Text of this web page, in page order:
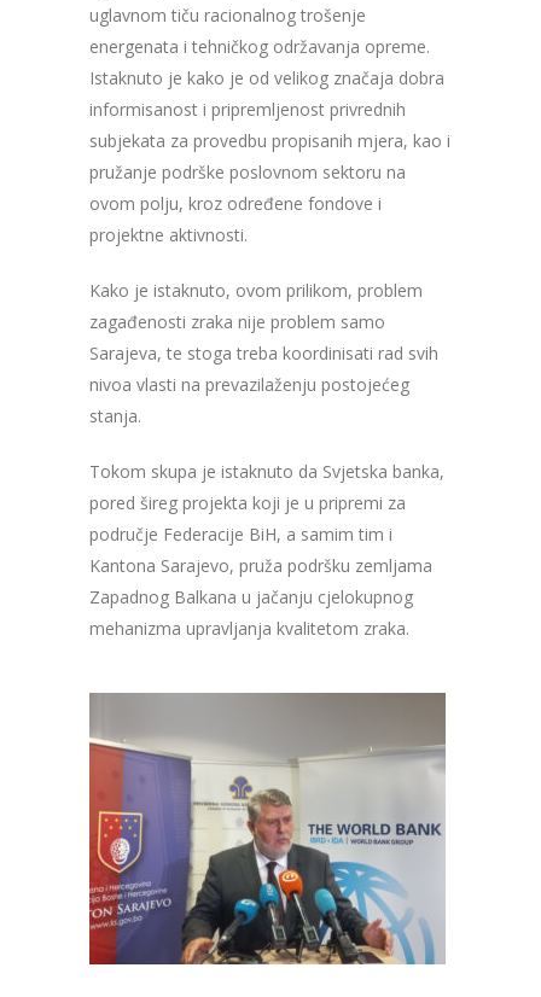
uglavnom tiču racionalnog trošenje
energenata i tehničkog održavanja opreme.
Istaknuto je kako je od velikog značaja dobra
informisanost i pripremljenost privrednih
subjekata za provedbu propisanih mjera, kao i
pružanje podrške poslovnom sektoru na
ovom polju, kroz određene fondove i
projektne aktivnosti.
Kako je istaknuto, ovom prilikom, problem
zagađenosti zraka nije problem samo
Sarajeva, te stoga treba koordinisati rad svih
nivoa vlasti na prevazilaženju postojećeg
stanja.
Tokom skupa je istaknuto da Svjetska banka,
pored šireg projekta koji je u pripremi za
područje Federacije BiH, a samim tim i
Kantona Sarajevo, pruža podršku zemljama
Zapadnog Balkana u jačanju cjelokupnog
mehanizma upravljanja kvalitetom zraka.